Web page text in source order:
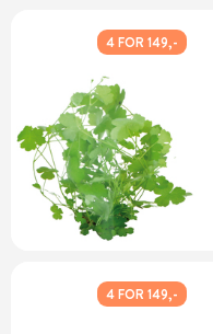
4 FOR 149,-
4 FOR 149,-